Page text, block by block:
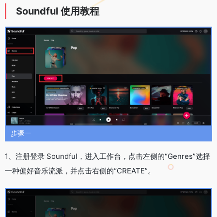
Soundful 使用教程
步骤一
1、注册登录 Soundful，进入工作台，点击左侧的“Genres”选择
一种偏好音乐流派，并点击右侧的“CREATE”。